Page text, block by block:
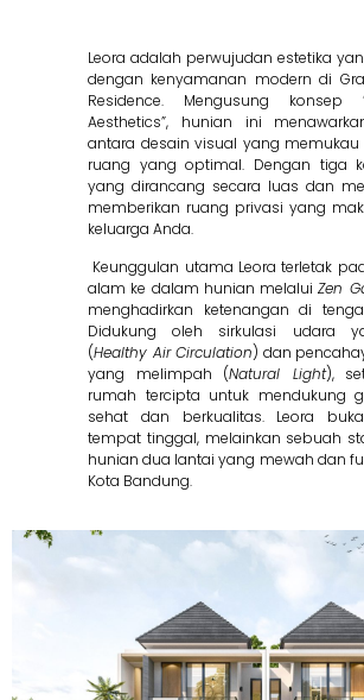
Leora adalah perwujudan estetika
dengan kenyamanan modern di
Residence. Mengusung konsep
Aesthetics”, hunian ini
antara desain visual yang
ruang yang optimal. Dengan tiga
yang dirancang secara luas dan
memberikan ruang privasi yang
keluarga Anda.
Keunggulan utama Leora terletak
alam ke dalam hunian melaluiZen
menghadirkan ketenangan di
Didukung oleh sirkulasi udara
(Healthy Air Circulation) dan
yang melimpah (Natural Light),
rumah tercipta untuk mendukung
sehat dan berkualitas. Leora
tempat tinggal, melainkan sebuah
hunian dua lantai yang mewah dan
Kota Bandung.